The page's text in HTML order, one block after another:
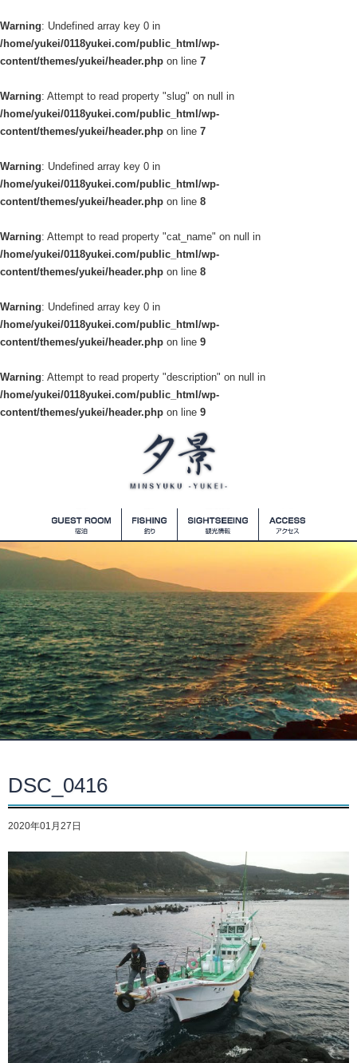
Warning: Undefined array key 0 in
/home/yukei/0118yukei.com/public_html/wp-
content/themes/yukei/header.php on line 7
Warning: Attempt to read property "slug" on null in
/home/yukei/0118yukei.com/public_html/wp-
content/themes/yukei/header.php on line 7
Warning: Undefined array key 0 in
/home/yukei/0118yukei.com/public_html/wp-
content/themes/yukei/header.php on line 8
Warning: Attempt to read property "cat_name" on null in
/home/yukei/0118yukei.com/public_html/wp-
content/themes/yukei/header.php on line 8
Warning: Undefined array key 0 in
/home/yukei/0118yukei.com/public_html/wp-
content/themes/yukei/header.php on line 9
Warning: Attempt to read property "description" on null in
/home/yukei/0118yukei.com/public_html/wp-
content/themes/yukei/header.php on line 9
DSC_0416
2020年01月27日